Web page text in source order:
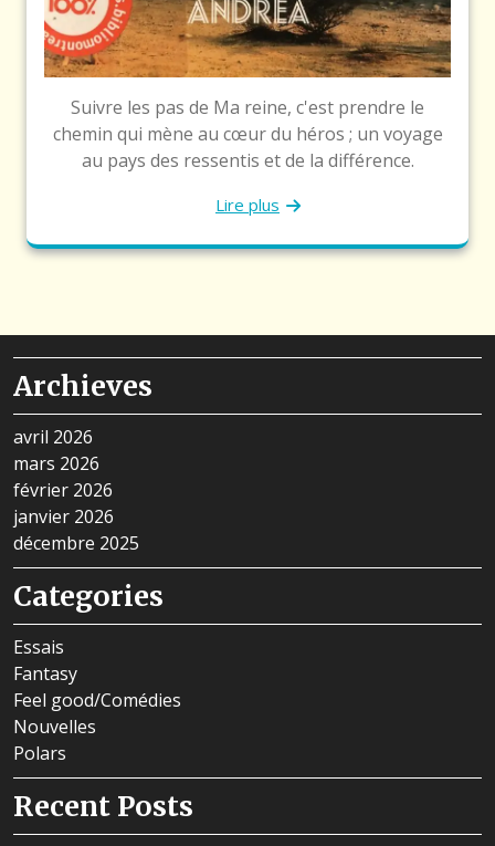
Suivre les pas de Ma reine, c'est prendre le
chemin qui mène au cœur du héros ; un voyage
au pays des ressentis et de la différence.
Lire plus
Archieves
avril 2026
mars 2026
février 2026
janvier 2026
décembre 2025
Categories
Essais
Fantasy
Feel good/Comédies
Nouvelles
Polars
Recent Posts